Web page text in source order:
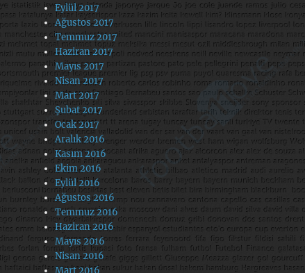
Eylül 2017
Ağustos 2017
Temmuz 2017
Haziran 2017
Mayıs 2017
Nisan 2017
Mart 2017
Şubat 2017
Ocak 2017
Aralık 2016
Kasım 2016
Ekim 2016
Eylül 2016
Ağustos 2016
Temmuz 2016
Haziran 2016
Mayıs 2016
Nisan 2016
Mart 2016